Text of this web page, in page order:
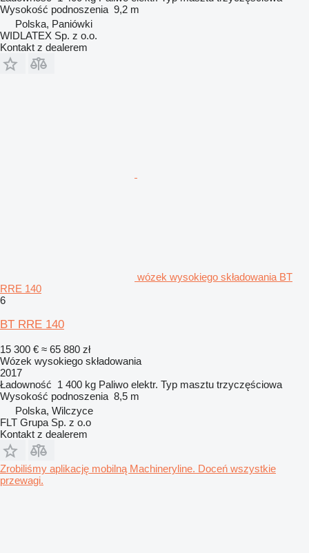
Wysokość podnoszenia 9,2 m
Polska, Paniówki
WIDLATEX Sp. z o.o.
Kontakt z dealerem
wózek wysokiego składowania BT
RRE 140
6
BT RRE 140
15 300 € ≈ 65 880 zł
Wózek wysokiego składowania
2017
Ładowność 1 400 kg Paliwo elektr. Typ masztu trzyczęściowa
Wysokość podnoszenia 8,5 m
Polska, Wilczyce
FLT Grupa Sp. z o.o
Kontakt z dealerem
Zrobiliśmy aplikację mobilną Machineryline. Doceń wszystkie
przewagi.